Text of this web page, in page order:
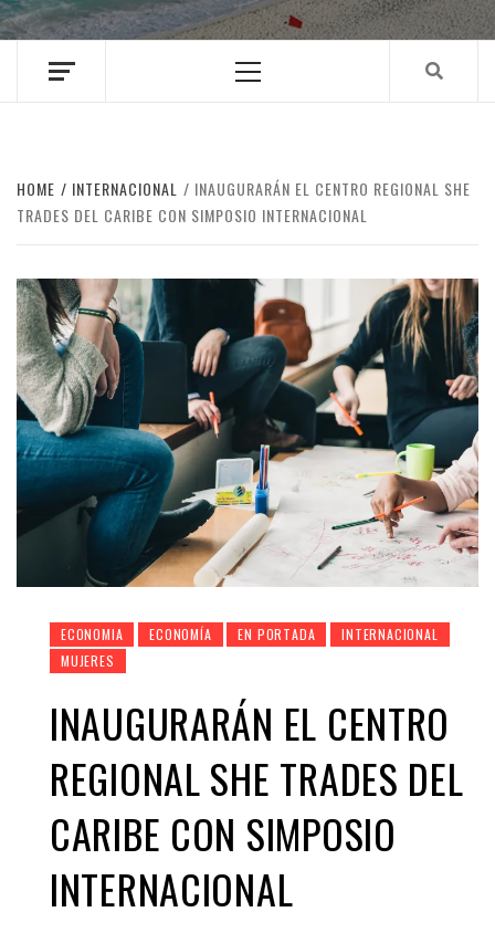
Menu
HOME INTERNACIONAL
INAUGURARÁN EL CENTRO REGIONAL SHE
TRADES DEL CARIBE CON SIMPOSIO INTERNACIONAL
ECONOMIA ECONOMÍA EN PORTADA
INTERNACIONAL
MUJERES
INAUGURARÁN EL CENTRO
REGIONAL SHE TRADES DEL
CARIBE CON SIMPOSIO
INTERNACIONAL